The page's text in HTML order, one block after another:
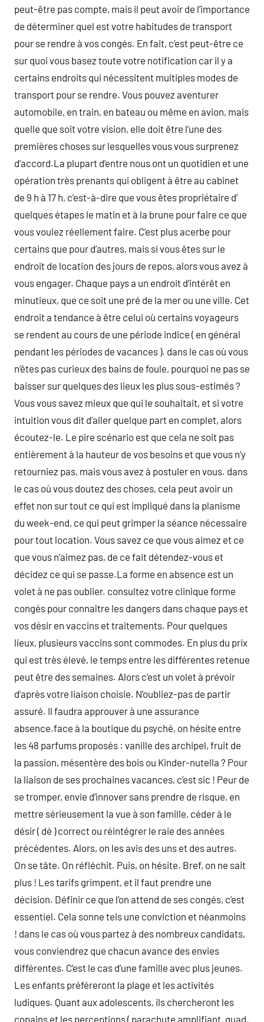
peut-être pas compte, mais il peut avoir de l’importance
de déterminer quel est votre habitudes de transport
pour se rendre à vos congés. En fait, c’est peut-être ce
sur quoi vous basez toute votre notification car il y a
certains endroits qui nécessitent multiples modes de
transport pour se rendre. Vous pouvez aventurer
automobile, en train, en bateau ou même en avion, mais
quelle que soit votre vision, elle doit être l’une des
premières choses sur lesquelles vous vous surprenez
d’accord.La plupart d’entre nous ont un quotidien et une
opération très prenants qui obligent à être au cabinet
de 9 h à 17 h, c’est-à-dire que vous êtes propriétaire d’
quelques étapes le matin et à la brune pour faire ce que
vous voulez réellement faire. C’est plus acerbe pour
certains que pour d’autres, mais si vous êtes sur le
endroit de location des jours de repos, alors vous avez à
vous engager. Chaque pays a un endroit d’intérêt en
minutieux, que ce soit une pré de la mer ou une ville. Cet
endroit a tendance à être celui où certains voyageurs
se rendent au cours de une période indice ( en général
pendant les périodes de vacances ). dans le cas où vous
n’êtes pas curieux des bains de foule, pourquoi ne pas se
baisser sur quelques des lieux les plus sous-estimés ?
Vous vous savez mieux que qui le souhaitait, et si votre
intuition vous dit d’aller quelque part en complet, alors
écoutez-le. Le pire scénario est que cela ne soit pas
entièrement à la hauteur de vos besoins et que vous n’y
retourniez pas, mais vous avez à postuler en vous. dans
le cas où vous doutez des choses, cela peut avoir un
effet non sur tout ce qui est impliqué dans la planisme
du week-end, ce qui peut grimper la séance nécessaire
pour tout location. Vous savez ce que vous aimez et ce
que vous n’aimez pas, de ce fait détendez-vous et
décidez ce qui se passe.La forme en absence est un
volet à ne pas oublier. consultez votre clinique forme
congés pour connaître les dangers dans chaque pays et
vos désir en vaccins et traitements. Pour quelques
lieux, plusieurs vaccins sont commodes. En plus du prix
qui est très élevé, le temps entre les différentes retenue
peut être des semaines. Alors c’est un volet à prévoir
d’après votre liaison choisie. N’oubliez-pas de partir
assuré. Il faudra approuver à une assurance
absence.face à la boutique du psyché, on hésite entre
les 48 parfums proposés : vanille des archipel, fruit de
la passion, mésentère des bois ou Kinder-nutella ? Pour
la liaison de ses prochaines vacances, c’est sic ! Peur de
se tromper, envie d’innover sans prendre de risque, en
mettre sérieusement la vue à son famille, céder à le
désir ( dé ) correct ou réintégrer le raie des années
précédentes. Alors, on les avis des uns et des autres.
On se tâte. On réfléchit. Puis, on hésite. Bref, on ne sait
plus ! Les tarifs grimpent, et il faut prendre une
décision. Définir ce que l’on attend de ses congés, c’est
essentiel. Cela sonne tels une conviction et néanmoins
! dans le cas où vous partez à des nombreux candidats,
vous conviendrez que chacun avance des envies
différentes. C’est le cas d’une famille avec plus jeunes.
Les enfants préféreront la plage et les activités
ludiques. Quant aux adolescents, ils chercheront les
copains et les perceptions ( parachute amplifiant, quad,